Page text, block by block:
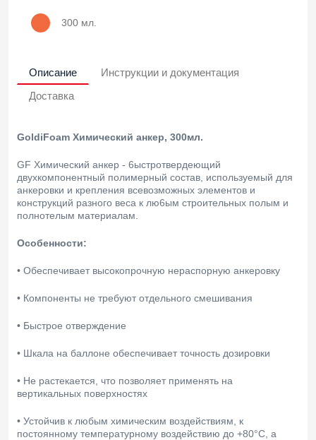
300 мл.
Описание
Инструкции и документация
Доставка
GoldiFoam Химический анкер, 300мл.
GF Химический анкер - 6ыстротвердеющий
двухкомпонентный полимерный состав, используемый для
aнкеровки и крепления всевозможных элементов и
конструкций разного веса к лю6ым строительных полым и
полнотелым материалам.
Особенности:
• Обеспечивает высокопрочную нераспорную анкеровку
• Компоненты не требуют отдельного смешивания
• Быстрое отверждение
• Шкала на баллоне обеспечивает точность дозировки
• Не растекается, что позволяет применять на
вертикальных поверхностях
• Устойчив к любым химическим воздействиям, к
постоянному температурному воздействию до +80°C, а